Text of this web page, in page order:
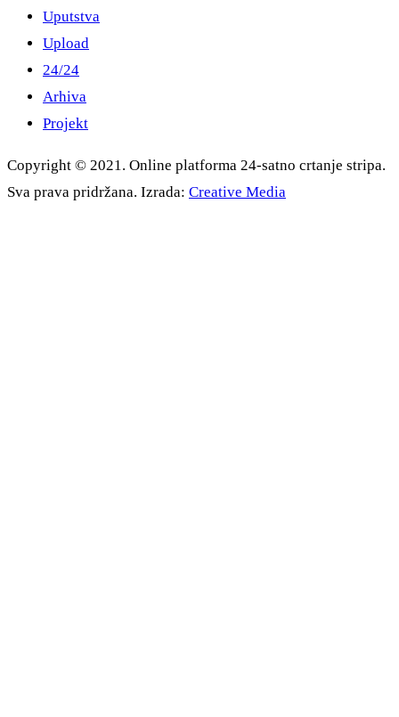
Uputstva
Upload
24/24
Arhiva
Projekt
Copyright © 2021. Online platforma 24-satno crtanje stripa.
Sva prava pridržana. Izrada: Creative Media